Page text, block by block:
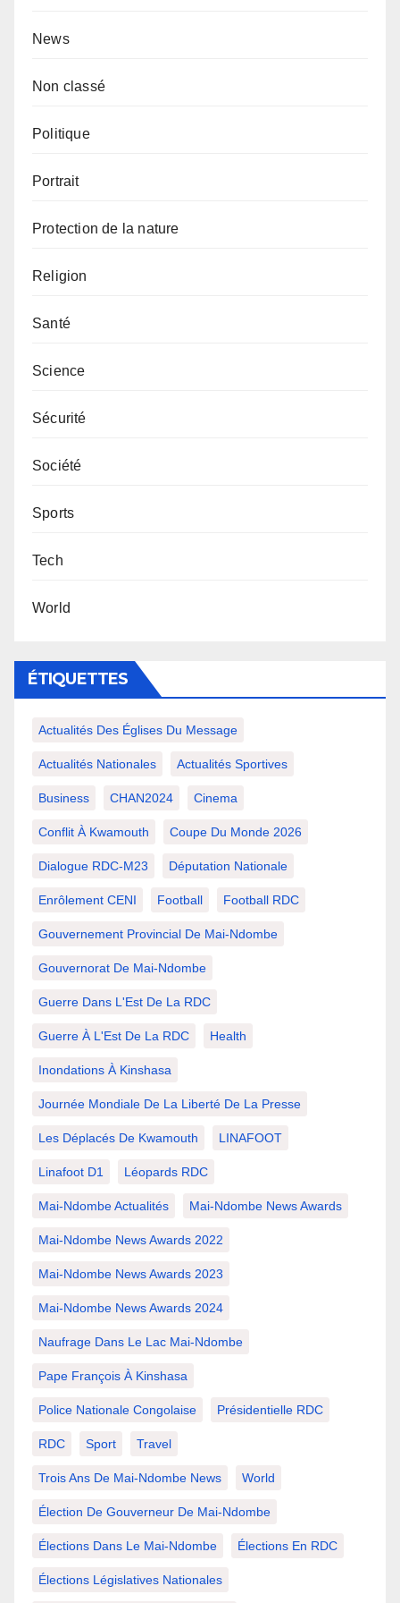
News
Non classé
Politique
Portrait
Protection de la nature
Religion
Santé
Science
Sécurité
Société
Sports
Tech
World
ÉTIQUETTES
Actualités Des Églises Du Message
Actualités Nationales Actualités Sportives
Business CHAN2024 Cinema
Conflit À Kwamouth Coupe Du Monde 2026
Dialogue RDC-M23 Députation Nationale
Enrôlement CENI Football Football RDC
Gouvernement Provincial De Mai-Ndombe
Gouvernorat De Mai-Ndombe
Guerre Dans L'Est De La RDC
Guerre À L'Est De La RDC Health
Inondations À Kinshasa
Journée Mondiale De La Liberté De La Presse
Les Déplacés De Kwamouth LINAFOOT
Linafoot D1 Léopards RDC
Mai-Ndombe Actualités Mai-Ndombe News Awards
Mai-Ndombe News Awards 2022
Mai-Ndombe News Awards 2023
Mai-Ndombe News Awards 2024
Naufrage Dans Le Lac Mai-Ndombe
Pape François À Kinshasa
Police Nationale Congolaise Présidentielle RDC
RDC Sport Travel
Trois Ans De Mai-Ndombe News World
Élection De Gouverneur De Mai-Ndombe
Élections Dans Le Mai-Ndombe Élections En RDC
Élections Législatives Nationales